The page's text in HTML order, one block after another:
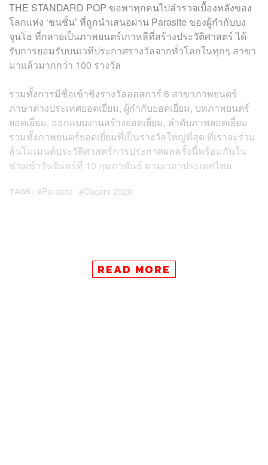
THE STANDARD POP ขอพาทุกคนไปสำรวจเบื้องหลังของ
โลกแห่ง ‘ชนชั้น’ ที่ถูกนำเสนอผ่าน Parasite ของผู้กำกับบง
จุนโฮ ที่กลายเป็นภาพยนตร์เกาหลีที่สร้างประวัติศาสตร์ ได้
รับการยอมรับบนเวทีประกาศรางวัลจากทั่วโลกในทุกๆ สาขา
มาแล้วมากกว่า 100 รางวัล
รวมทั้งการมีชื่อเข้าชิงรางวัลออสการ์ 6 สาขาภาพยนตร์
ภาษาต่างประเทศยอดเยี่ยม, ผู้กำกับยอดเยี่ยม, บทภาพยนตร์
ยอดเยี่ยม, ออกแบบงานสร้างยอดเยี่ยม, ลำดับภาพยอดเยี่ยม
รวมทั้งภาพยนตร์ยอดเยี่ยมที่เป็นรางวัลใหญ่ที่สุด ที่เราจะร่วม
ลุ้นโมเมนต์ประวัติศาสตร์การประกาศผลครั้งนี้พร้อมกันใน
ช่วงเช้าวันจันทร์ที่ 10 กุมภาพันธ์ ตามเวลาประเทศไทย
TAGS: Parasite Oscars 2020
READ MORE